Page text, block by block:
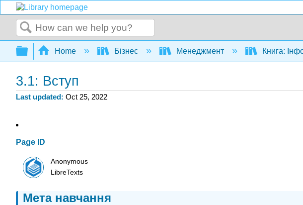
Search
Expand/collapse global hierarchy
Home Бізнес Менеджмент Книга:
3.1: Вступ
Last updated Oct 25, 2022
Page ID
Anonymous
LibreTexts
Мета навчання